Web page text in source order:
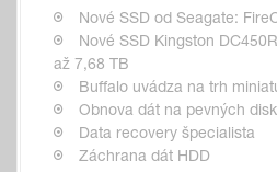
Nové SSD od Seagate:
Nové SSD Kingston
až 7,68 TB
Buffalo uvádza na trh
Obnova dát na pevných
Data recovery špecialista
Záchrana dát HDD